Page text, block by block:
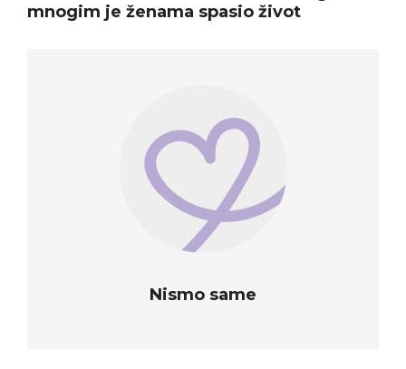
mnogim je ženama spasio život
Nismo same